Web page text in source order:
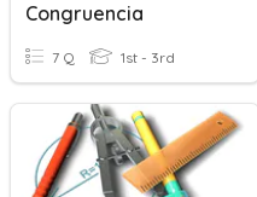
Congruencia
7 Q 1st - 3rd